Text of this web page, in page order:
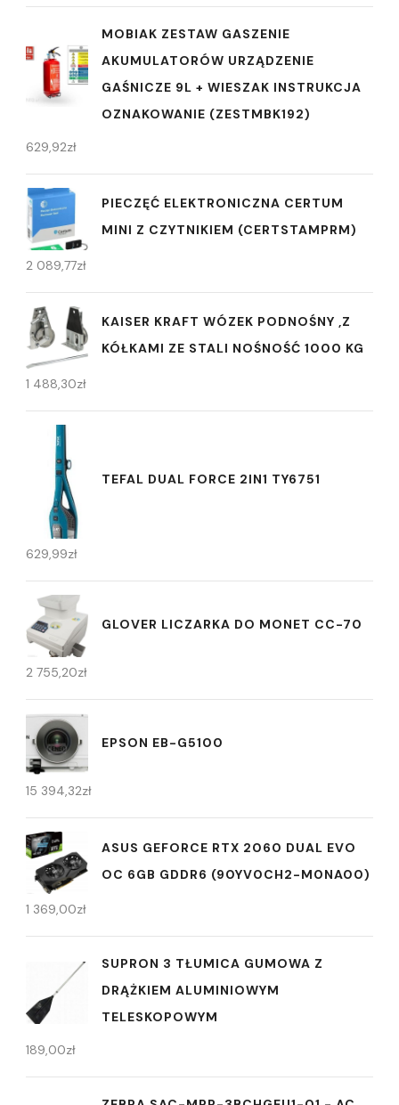
MOBIAK ZESTAW GASZENIE
AKUMULATORÓW URZĄDZENIE
GAŚNICZE 9L + WIESZAK INSTRUKCJA
OZNAKOWANIE (ZESTMBK192)
629,92zł
PIECZĘĆ ELEKTRONICZNA CERTUM
MINI Z CZYTNIKIEM (CERTSTAMPRM)
2 089,77zł
KAISER KRAFT WÓZEK PODNOŚNY ,Z
KÓŁKAMI ZE STALI NOŚNOŚĆ 1000 KG
1 488,30zł
TEFAL DUAL FORCE 2IN1 TY6751
629,99zł
GLOVER LICZARKA DO MONET CC-70
2 755,20zł
EPSON EB-G5100
15 394,32zł
ASUS GEFORCE RTX 2060 DUAL EVO
OC 6GB GDDR6 (90YV0CH2-M0NA00)
1 369,00zł
SUPRON 3 TŁUMICA GUMOWA Z
DRĄŻKIEM ALUMINIOWYM
TELESKOPOWYM
189,00zł